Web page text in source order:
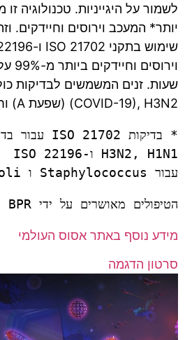
לשמור על היגייניות. טכנולוגיה
יותר* המעכב וירוסים וחיידקים.
(COVID-19), H3N2 (שפעת A) וחיידק ה-E. coli.
עבור Staphylococcus ו E. coli.
הטיפולים מאושרים על ידי US FIFRA & EU BPR.
מידע נוסף באתר אסוס העולמי
סרטון הדגמה